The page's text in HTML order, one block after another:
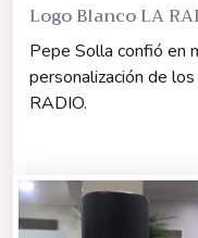
Logo Blanco LA
Platos Negros
Pepe Solla confió en
personalización de
RADIO.